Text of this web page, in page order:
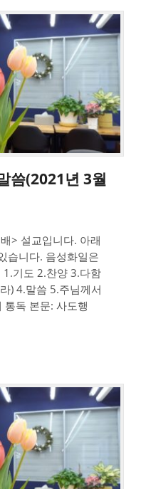
씀(2021년 3월
> 설교입니다. 아래
습니다. 음성화일은
기도 2.찬양 3.다함
) 4.말씀 5.주님께서
독 본문: 사도행